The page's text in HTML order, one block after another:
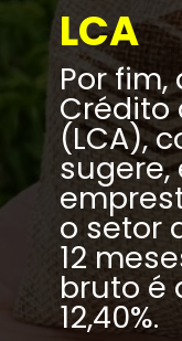
Por
Crédito
(LCA),
o setor
12
bruto é
12,40%.
LCA